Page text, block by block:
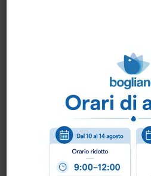
Come ordinare?
Puoi ordinare chiamando al
scrivendo una mail a
Per ogni informazione siamo
COLORE:BLU,GENERICA